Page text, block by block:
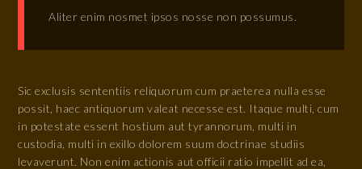
Aliter enim nosmet ipsos nosse non possumus.
Sic exclusis sententiis reliquorum cum praeterea nulla esse
possit, haec antiquorum valeat necesse est. Itaque multi, cum
in potestate essent hostium aut tyrannorum, multi in
custodia, multi in exillo dolorem suum doctrinae studiis
levaverunt. Non enim actionis aut officii ratio impellit ad ea,